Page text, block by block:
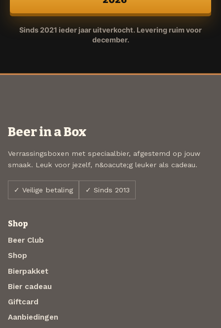
Sinds 2021 ieder jaar uitverkocht. Levering ruim voor
december.
Beer in a Box
Verrassingsboxen met speciaalbier, afgestemd op jouw
smaak. Leuk voor jezelf, n&oacute;g leuker als cadeau.
✓ Veilige betaling ✓ Sinds 2013
Shop
Beer Club
Shop
Bierpakket
Bier cadeau
Giftcard
Aanbiedingen